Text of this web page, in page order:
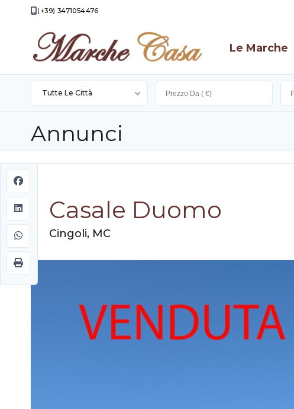
(+39) 3471054476
Le Marche
Tutte Le Città
Apiro
Appignano
Di
Fiastrone
Cingoli
Montecassiano
Morro
Pioraco
Annunci
Casale Duomo
Cingoli, MC